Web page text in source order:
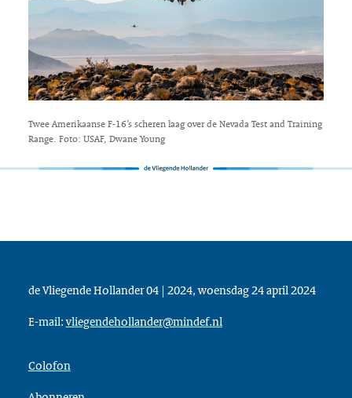
Twee Amerikaanse F-16’s scheren laag over de Nevada Test and Training
Range. Foto: USAF, Dwane Young
de Vliegende Hollander 04 | 2024, woensdag 24 april 2024
E-mail:vliegendehollander@mindef.nl
Colofon